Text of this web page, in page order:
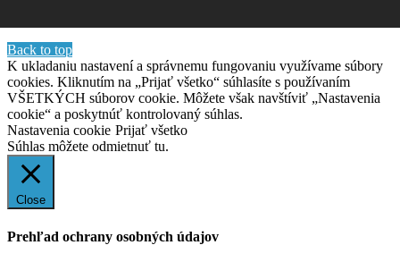
Back to top
K ukladaniu nastavení a správnemu fungovaniu využívame súbory
cookies. Kliknutím na „Prijať všetko“ súhlasíte s používaním
VŠETKÝCH súborov cookie. Môžete však navštíviť „Nastavenia
cookie“ a poskytnúť kontrolovaný súhlas.
Nastavenia cookie Prijať všetko
Súhlas môžete odmietnuť tu.
Close
Prehľad ochrany osobných údajov